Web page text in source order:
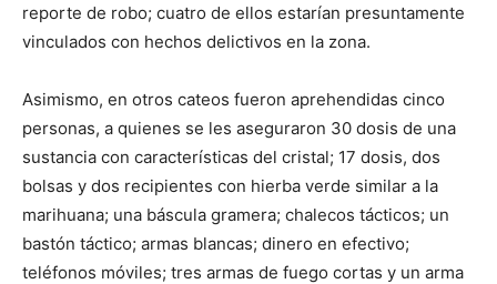
reporte de robo; cuatro de ellos estarían presuntamente
vinculados con hechos delictivos en la zona.
Asimismo, en otros cateos fueron aprehendidas cinco
personas, a quienes se les aseguraron 30 dosis de una
sustancia con características del cristal; 17 dosis, dos
bolsas y dos recipientes con hierba verde similar a la
marihuana; una báscula gramera; chalecos tácticos; un
bastón táctico; armas blancas; dinero en efectivo;
teléfonos móviles; tres armas de fuego cortas y un arma